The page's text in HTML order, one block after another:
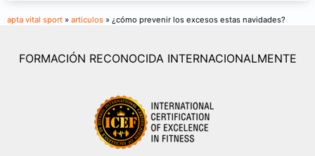
apta vital sport » articulos » ¿cómo prevenir los excesos estas navidades?
FORMACIÓN RECONOCIDA INTERNACIONALMENTE